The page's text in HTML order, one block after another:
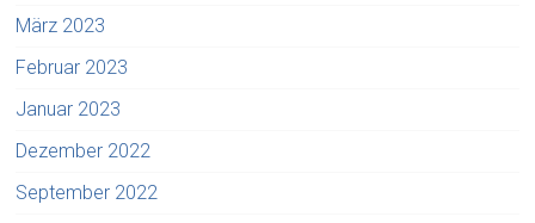
März 2023
Februar 2023
Januar 2023
Dezember 2022
September 2022